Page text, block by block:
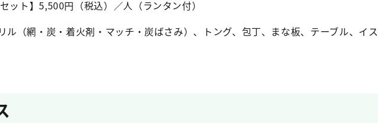
ット】5,500円（税込）／人（ランタン付）
（網・炭・着火剤・マッチ・炭ばさみ）、トング、包丁、まな板、テーブル、イス